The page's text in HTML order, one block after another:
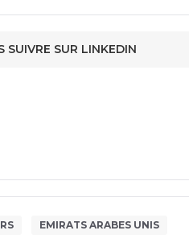
SUIVRE SUR LINKEDIN
EMIRATS ARABES UNIS